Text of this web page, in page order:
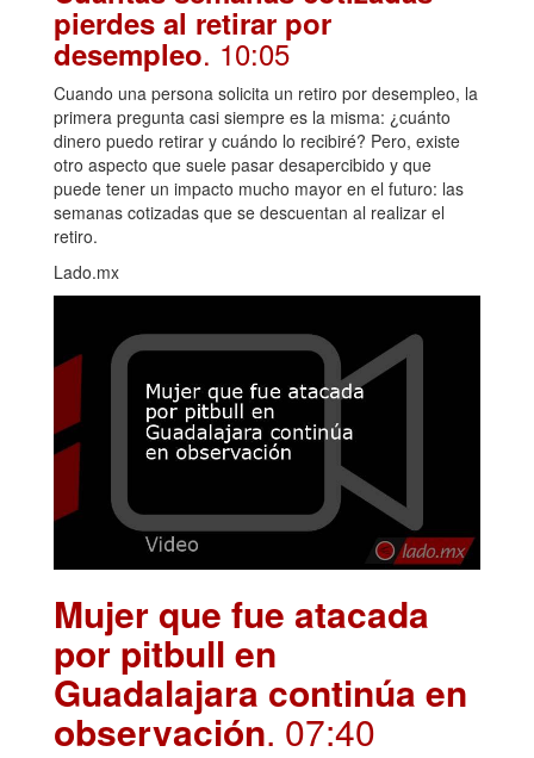
pierdes al retirar por
desempleo. 10:05
Cuando una persona solicita un retiro por desempleo, la
primera pregunta casi siempre es la misma: ¿cuánto
dinero puedo retirar y cuándo lo recibiré? Pero, existe
otro aspecto que suele pasar desapercibido y que
puede tener un impacto mucho mayor en el futuro: las
semanas cotizadas que se descuentan al realizar el
retiro.
Lado.mx
Mujer que fue atacada
por pitbull en
Guadalajara continúa en
observación. 07:40